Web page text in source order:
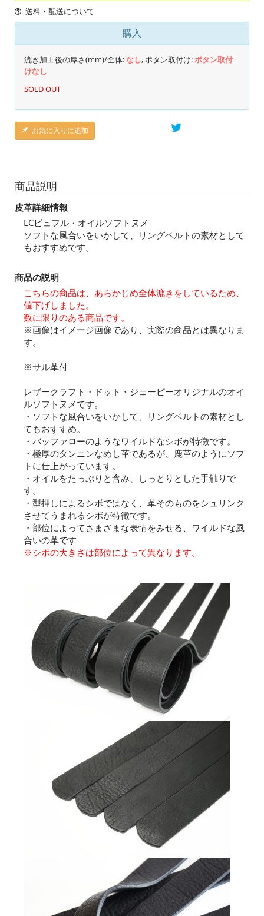
送料・配送について
購入
漉き加工後の厚さ(mm)/全体:なし, ボタン取付け:ボタン取付
けなし
SOLD OUT
お気に入りに追加
商品説明
皮革詳細情報
LCビュフル・オイルソフトヌメ
ソフトな風合いをいかして、リングベルトの素材として
もおすすめです。
商品の説明
こちらの商品は、あらかじめ全体漉きをしているため、
値下げしました。
数に限りのある商品です。
※画像はイメージ画像であり、実際の商品とは異なりま
す。
※サル革付
レザークラフト・ドット・ジェーピーオリジナルのオイ
ルソフトヌメです。
・ソフトな風合いをいかして、リングベルトの素材とし
てもおすすめ。
・バッファローのようなワイルドなシボが特徴です。
・極厚のタンニンなめし革であるが、鹿革のようにソフ
トに仕上がっています。
・オイルをたっぷりと含み、しっとりとした手触りで
す。
・型押しによるシボではなく、革そのものをシュリンク
させてうまれるシボが特徴です。
・部位によってさまざまな表情をみせる、ワイルドな風
合いの革です
※シボの大きさは部位によって異なります。